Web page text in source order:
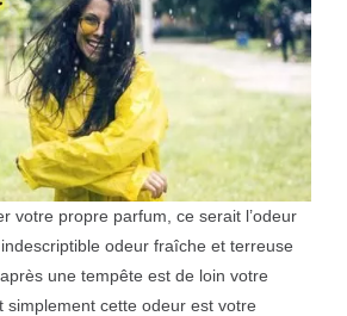
votre propre parfum, ce serait l’odeur
odeur fraîche et terreuse
une tempête est de loin votre
simplement cette odeur est votre